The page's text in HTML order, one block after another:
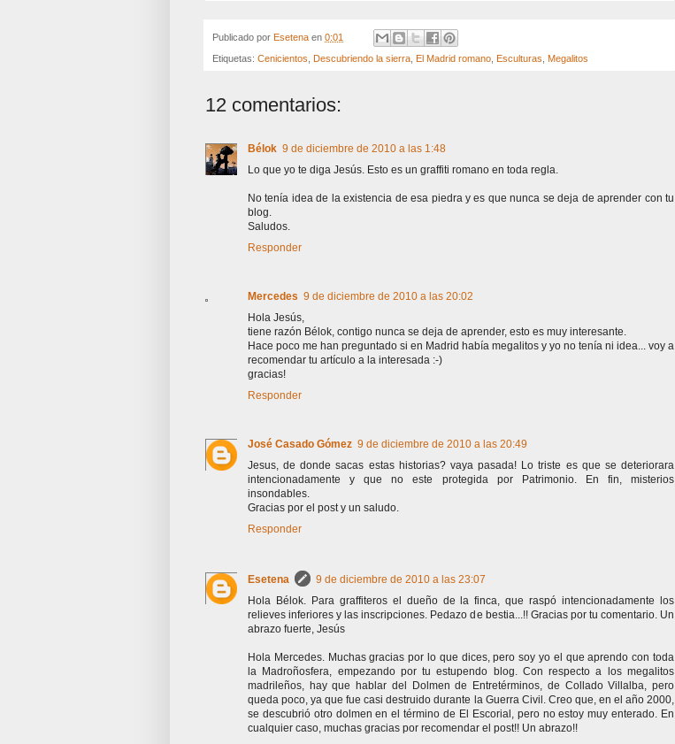
Publicado por Esetena en 0:01
Etiquetas: Cenicientos Descubriendo la sierra El Madrid romano Esculturas Megalitos
12 comentarios:
Bélok 9 de diciembre de 2010 a las 1:48
Lo que yo te diga Jesús. Esto es un graffiti romano en toda regla.
No tenía idea de la existencia de esa piedra y es que nunca se deja de aprender con tu
blog.
Saludos.
Responder
Mercedes 9 de diciembre de 2010 a las 20:02
Hola Jesús,
tiene razón Bélok, contigo nunca se deja de aprender, esto es muy interesante.
Hace poco me han preguntado si en Madrid había megalitos y yo no tenía ni idea... voy a
recomendar tu artículo a la interesada :-)
gracias!
Responder
José Casado Gómez 9 de diciembre de 2010 a las 20:49
Jesus, de donde sacas estas historias? vaya pasada! Lo triste es que se deteriorara
intencionadamente y que no este protegida por Patrimonio. En fin, misterios
insondables.
Gracias por el post y un saludo.
Responder
Esetena
9 de diciembre de 2010 a las 23:07
Hola Bélok. Para graffiteros el dueño de la finca, que raspó intencionadamente los
relieves inferiores y las inscripciones. Pedazo de bestia...!! Gracias por tu comentario. Un
abrazo fuerte, Jesús
Hola Mercedes. Muchas gracias por lo que dices, pero soy yo el que aprendo con toda
la Madroñosfera, empezando por tu estupendo blog. Con respecto a los megalitos
madrileños, hay que hablar del Dolmen de Entretérminos, de Collado Villalba, pero
queda poco, ya que fue casi destruido durante la Guerra Civil. Creo que, en el año 2000,
se descubrió otro dolmen en el término de El Escorial, pero no estoy muy enterado. En
cualquier caso, muchas gracias por recomendar el post!! Un abrazo!!